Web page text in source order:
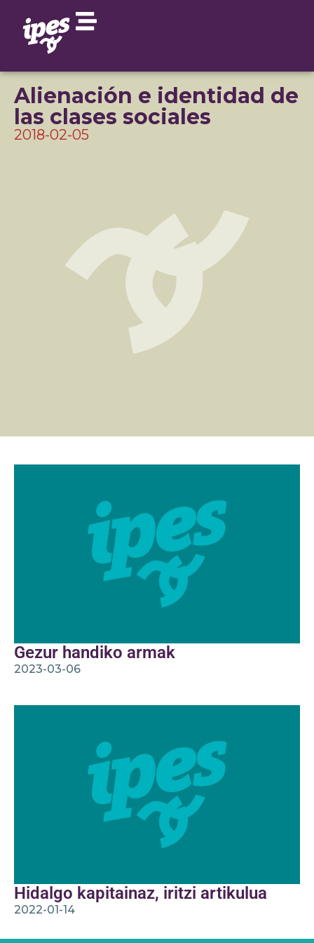
Alienación e identidad de
las clases sociales
2018-02-05
Gezur handiko armak
2023-03-06
Hidalgo kapitainaz, iritzi artikulua
2022-01-14